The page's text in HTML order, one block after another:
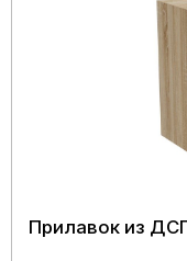
Прилавок из